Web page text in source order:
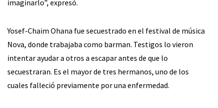
imaginarlo”, expresó.
Yosef-Chaim Ohana fue secuestrado en el festival de música
Nova, donde trabajaba como barman. Testigos lo vieron
intentar ayudar a otros a escapar antes de que lo
secuestraran. Es el mayor de tres hermanos, uno de los
cuales falleció previamente por una enfermedad.